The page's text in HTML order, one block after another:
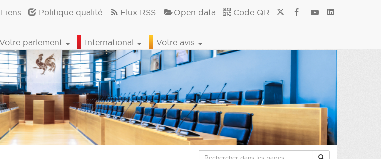
Liens Politique qualité Flux RSS Open data Code QR
Votre parlement International Votre avis